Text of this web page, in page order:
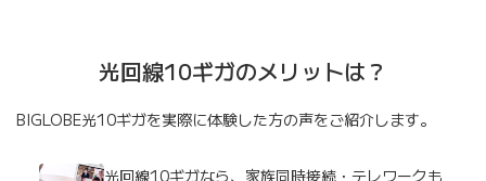
光回線10ギガのメリットは？
BIGLOBE光10ギガを実際に体験した方の声をご紹介します。
光回線10ギガなら、家族同時接続・テレワークも